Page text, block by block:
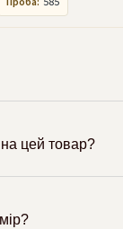
цей товар?